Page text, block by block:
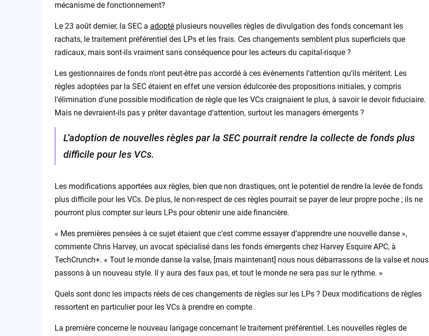
mécanisme de fonctionnement?
Le 23 août dernier, la SEC a adoptéplusieurs nouvelles règles de divulgation des fonds concernant les
rachats, le traitement préférentiel des LPs et les frais. Ces changements semblent plus superficiels que
radicaux, mais sont-ils vraiment sans conséquence pour les acteurs du capital-risque ?
Les gestionnaires de fonds n’ont peut-être pas accordé à ces évènements l’attention qu’ils méritent. Les
règles adoptées par la SEC étaient en effet une version édulcorée des propositions initiales, y compris
l’élimination d’une possible modification de règle que les VCs craignaient le plus, à savoir le devoir fiduciaire.
Mais ne devraient-ils pas y prêter davantage d’attention, surtout les managers émergents ?
L’adoption de nouvelles règles par la SEC pourrait rendre la collecte de fonds plus
difficile pour les VCs.
Les modifications apportées aux règles, bien que non drastiques, ont le potentiel de rendre la levée de fonds
plus difficile pour les VCs. De plus, le non-respect de ces règles pourrait se payer de leur propre poche ; ils ne
pourront plus compter sur leurs LPs pour obtenir une aide financière.
« Mes premières pensées à ce sujet étaient que c’est comme essayer d’apprendre une nouvelle danse »,
commente Chris Harvey, un avocat spécialisé dans les fonds émergents chez Harvey Esquire APC, à
TechCrunch+. « Tout le monde danse la valse, [mais maintenant] nous nous débarrassons de la valse et nous
passons à un nouveau style. Il y aura des faux pas, et tout le monde ne sera pas sur le rythme. »
Quels sont donc les impacts réels de ces changements de règles sur les LPs ? Deux modifications de règles
ressortent en particulier pour les VCs à prendre en compte.
La première concerne le nouveau langage concernant le traitement préférentiel. Les nouvelles règles de